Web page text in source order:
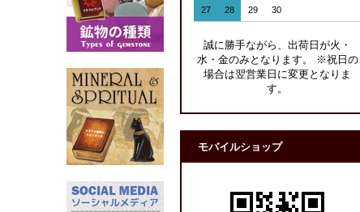
27 28 29 30
誠に勝手ながら、出荷日が火・
水・金のみとなります。 ※祝日の
場合は翌営業日に変更となりま
す。
モバイルショップ